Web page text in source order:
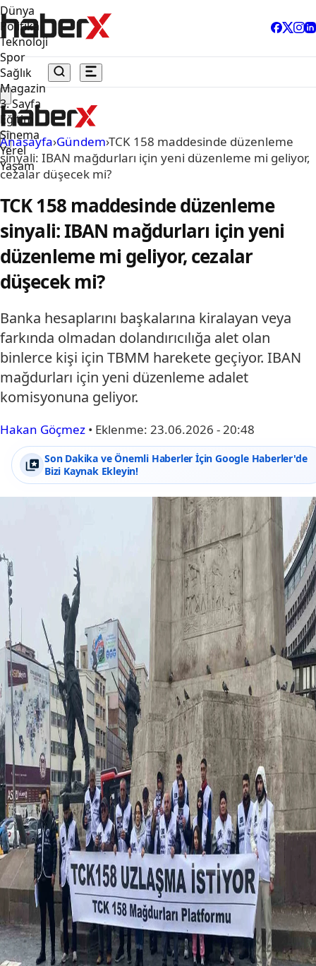
Dünya
Politika
Teknoloji
Spor
Sağlık
Magazin
3. Sayfa
Eğitim
Sinema
Yerel
Yaşam
Anasayfa›Gündem›TCK 158 maddesinde düzenleme
sinyali: IBAN mağdurları için yeni düzenleme mi geliyor,
cezalar düşecek mi?
TCK 158 maddesinde düzenleme
sinyali: IBAN mağdurları için yeni
düzenleme mi geliyor, cezalar
düşecek mi?
Banka hesaplarını başkalarına kiralayan veya
farkında olmadan dolandırıcılığa alet olan
binlerce kişi için TBMM harekete geçiyor. IBAN
mağdurları için yeni düzenleme adalet
komisyonuna geliyor.
Hakan Göçmez • Eklenme: 23.06.2026 - 20:48
Son Dakika ve Önemli Haberler İçin Google Haberler'de
Bizi Kaynak Ekleyin!